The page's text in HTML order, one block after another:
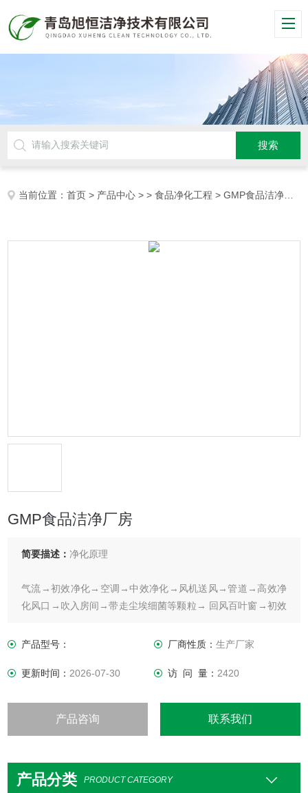
当前位置：首页 > 产品中心 > >食品净化工程 > GMP食品洁净厂房
GMP食品洁净厂房
简要描述：净化原理
气流→初效净化→空调→中效净化→风机送风→管道→高效净
化风口→吹入房间→带走尘埃细菌等颗粒→ 回风百叶窗→初效
产品型号：
厂商性质： 生产厂家
更新时间：2026-07-30 访 问 量： 2420
产品咨询 联系我们
产品分类 PRODUCT CATEGORY